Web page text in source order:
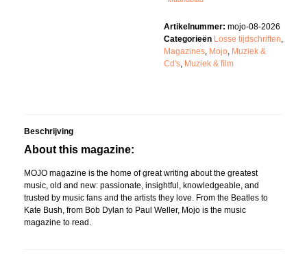
Artikelnummer: mojo-08-2026
Categorieën Losse tijdschriften,
Magazines, Mojo, Muziek &
Cd's, Muziek & film
Beschrijving
About this magazine:
MOJO magazine is the home of great writing about the greatest
music, old and new: passionate, insightful, knowledgeable, and
trusted by music fans and the artists they love. From the Beatles to
Kate Bush, from Bob Dylan to Paul Weller, Mojo is the music
magazine to read.